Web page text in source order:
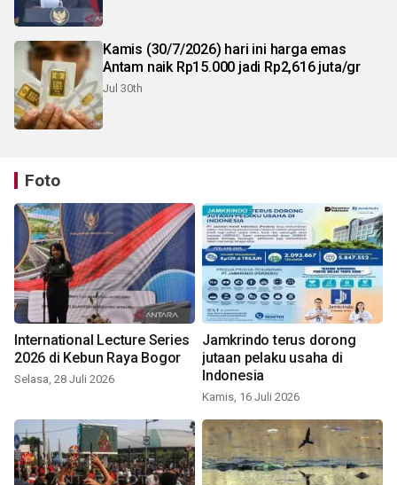
Kamis (30/7/2026) hari ini harga emas
Antam naik Rp15.000 jadi Rp2,616 juta/gr
Jul 30th
Foto
International Lecture Series
2026 di Kebun Raya Bogor
Selasa, 28 Juli 2026
Jamkrindo terus dorong
jutaan pelaku usaha di
Indonesia
Kamis, 16 Juli 2026